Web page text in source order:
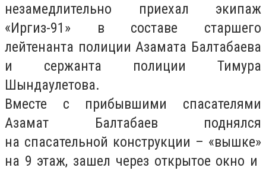
незамедлительно приехал экипаж
«Иргиз-91» в составе старшего
лейтенанта полиции Азамата Балтабаева
и сержанта полиции Тимура
Шындаулетова.
Вместе с прибывшими спасателями
Азамат Балтабаев поднялся
на спасательной конструкции – «вышке»
на 9 этаж, зашел через открытое окно и